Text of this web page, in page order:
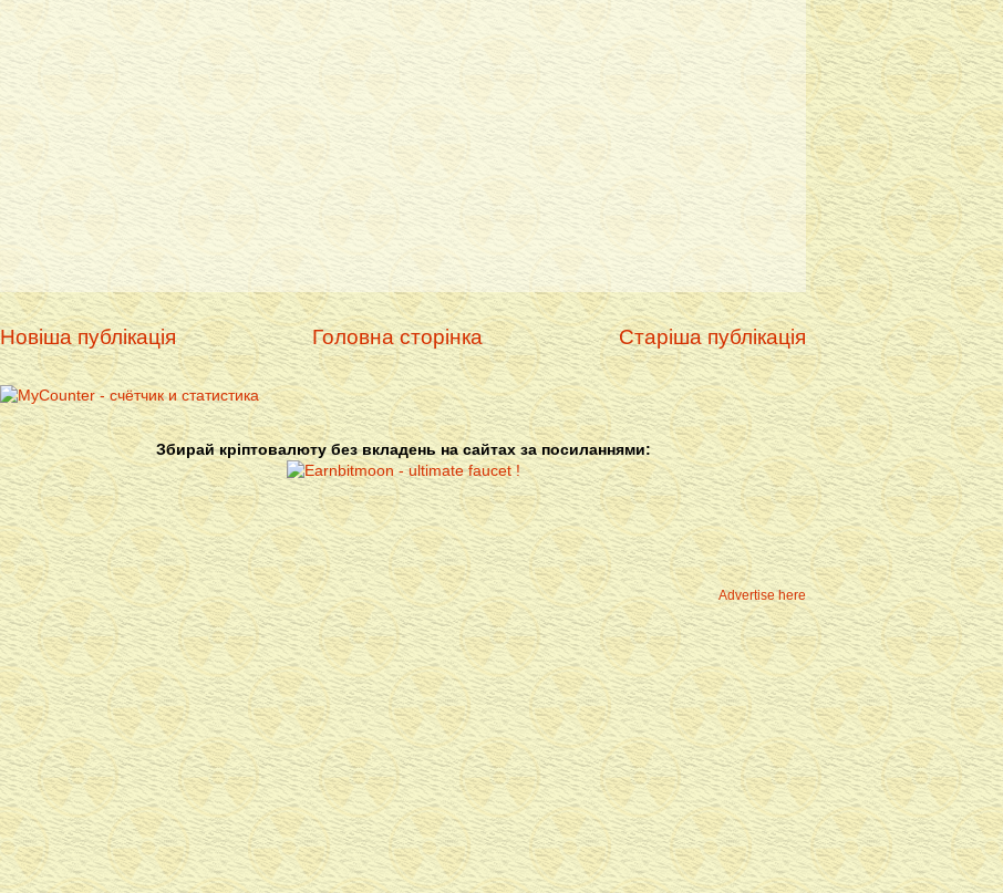
Новіша публікація Старіша публікація
Головна сторінка
Збирай кріптовалюту без вкладень на сайтах за посиланнями:
Advertise here